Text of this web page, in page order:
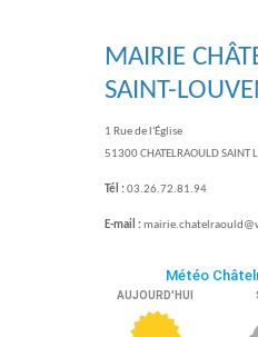
MAIRIE
SAINT-
1 Rue de l'Église
51300 CHATELRAOULD SAINT
Tél :03.26.72.81.94
E-mail :